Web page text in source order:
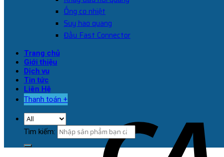
Ống co nhiệt
Suy hao quang
Đầu Fast Connector
Trang chủ
Giới thiệu
Dịch vụ
Tin tức
Liên Hệ
Thanh toán +
Tìm kiếm: